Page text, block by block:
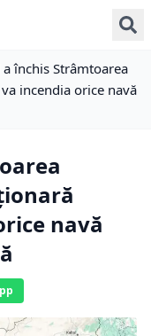
închis Strâmtoarea
incendia orice navă
navă